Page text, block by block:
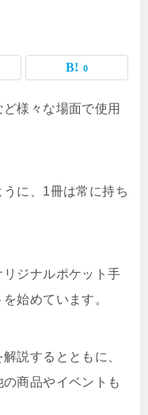
0
様々な場面で使用
に、1冊は常に持ち
リジナルポケット手
始めています。
説するとともに、
商品やイベントも